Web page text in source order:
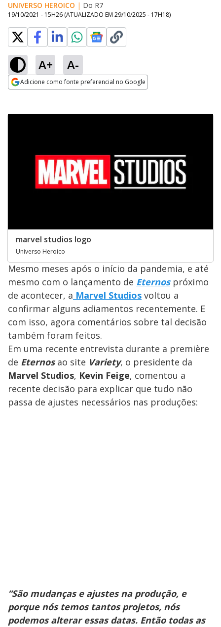
UNIVERSO HEROICO | Do R7
19/10/2021 - 15H26 (ATUALIZADO EM 29/10/2025 - 17H18)
A+ A-
Adicione como fonte preferencial no Google
marvel studios logo
Universo Heroico
Mesmo meses após o início da pandemia, e até
mesmo com o lançamento de Eternospróximo
de acontecer, a Marvel Studios voltou a
confirmar alguns adiamentos recentemente. E
com isso, agora comentários sobre tal decisão
também foram feitos.
Em uma recente entrevista durante a première
de Eternosao site Variety, o presidente da
Marvel Studios, Kevin Feige, comentou a
recente decisão para explicar que tudo não
passa de ajustes necessários nas produções:
“São mudanças e ajustes na produção, e
porque nós temos tantos projetos, nós
podemos alterar essas datas. Então todas as